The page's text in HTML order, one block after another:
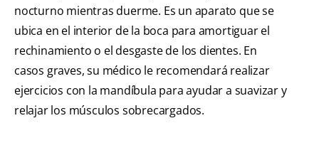
nocturno mientras duerme. Es un aparato que se
ubica en el interior de la boca para amortiguar el
rechinamiento o el desgaste de los dientes. En
casos graves, su médico le recomendará realizar
ejercicios con la mandíbula para ayudar a suavizar y
relajar los músculos sobrecargados.